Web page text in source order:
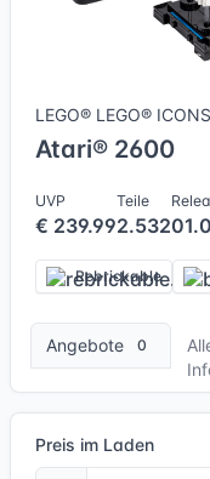
15 Bilder + 2 Videos
LEGO® LEGO®
Atari® 2600
UVP
€ 239.99
Teile
2.532
Rebrickable
Angebote 0
Preis im Laden